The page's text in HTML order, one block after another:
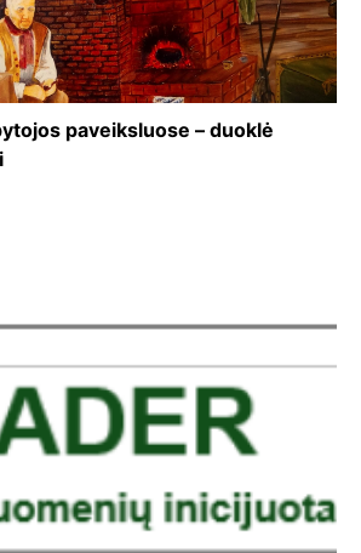
paveiksluose – duoklė